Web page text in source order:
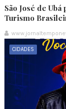
São José de
Turismo
CIDADES